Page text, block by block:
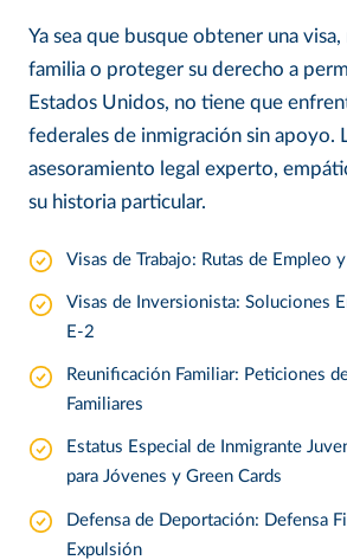
Ya sea que busque obtener una
familia o proteger su derecho a
Estados Unidos, no tiene que
federales de inmigración sin apoyo.
asesoramiento legal experto,
su historia particular.
Visas de Trabajo: Rutas de Empleo
Visas de Inversionista: Soluciones
E-2
Reunificación Familiar: Peticiones
Familiares
Estatus Especial de Inmigrante
para Jóvenes y Green Cards
Defensa de Deportación: Defensa
Expulsión